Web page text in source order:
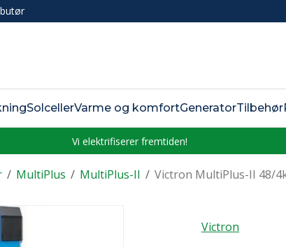
SolcellerVarme og komfortGeneratorTilbehør
Vi elektrifiserer fremtiden!
/ /
MultiPlus /
MultiPlus-II Victron MultiPlus-II 48/
Victron